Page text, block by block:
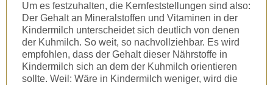
Um es festzuhalten, die Kernfeststellungen sind also:
Der Gehalt an Mineralstoffen und Vitaminen in der
Kindermilch unterscheidet sich deutlich von denen
der Kuhmilch. So weit, so nachvollziehbar. Es wird
empfohlen, dass der Gehalt dieser Nährstoffe in
Kindermilch sich an dem der Kuhmilch orientieren
sollte. Weil: Wäre in Kindermilch weniger, wird die